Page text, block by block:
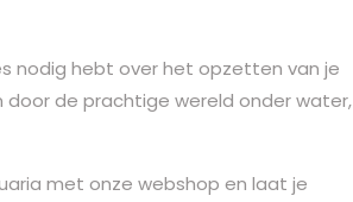
nodig hebt over het opzetten van je
de prachtige wereld onder water,
met onze webshop en laat je